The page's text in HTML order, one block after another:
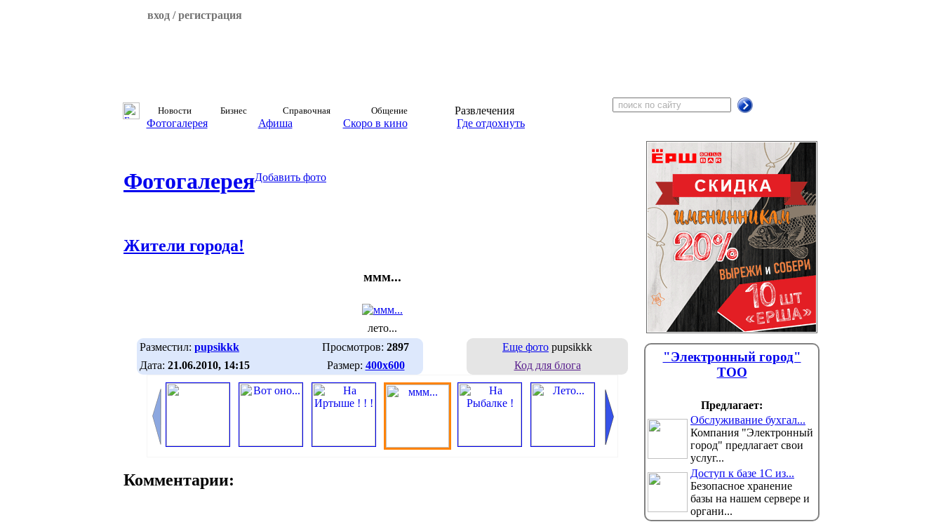
вход / регистрация
Новости Бизнес Справочная Общение
Развлечения
Фотогалерея
Афиша Скоро в кино Где отдохнуть
ФотогалереяДобавить фото
Жители города!
ммм...
лето...
Разместил: pupsikkk Просмотров: 2897
Дата: 21.06.2010, 14:15 Размер: 400х600
Еще фото pupsikkk
Код для блога
Комментарии:
"Электронный город"
ТОО
Предлагает:
Обслуживание бухгал...
Компания "Электронный
город" предлагает свои
услуг...
Доступ к базе 1С из...
Безопасное хранение
базы на нашем сервере и
органи...